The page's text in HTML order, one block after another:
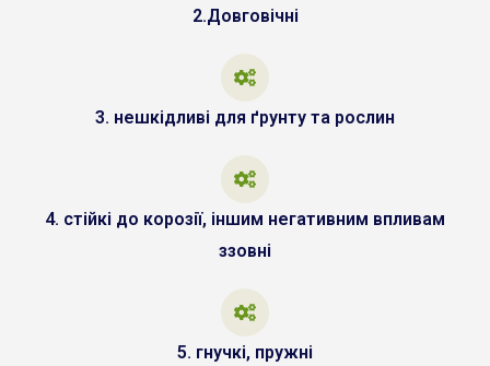
2.Довговічні
3. нешкідливі для ґрунту та рослин
4. стійкі до корозії, іншим негативним впливам
ззовні
5. гнучкі, пружні